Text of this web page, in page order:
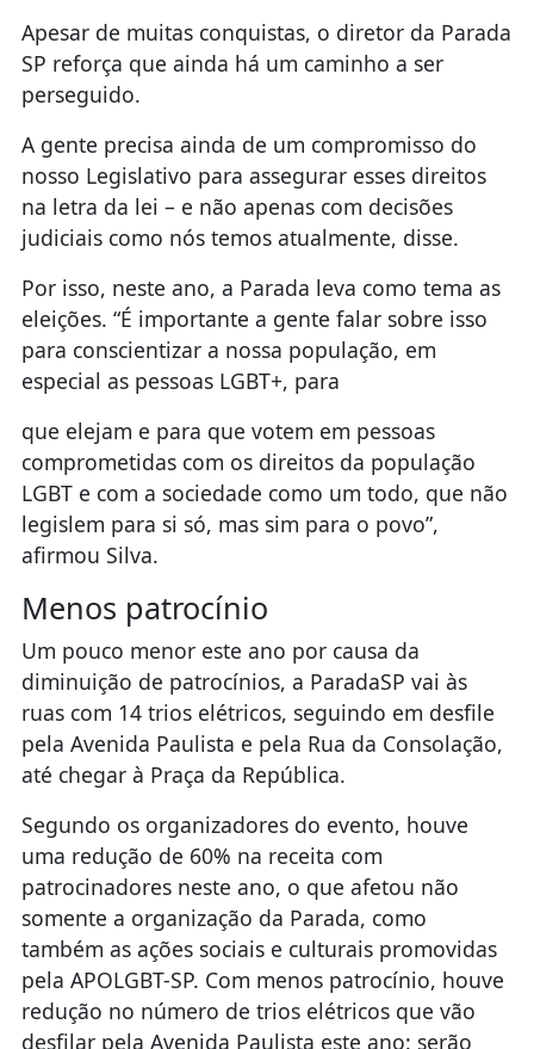
Apesar de muitas conquistas, o diretor da Parada
SP reforça que ainda há um caminho a ser
perseguido.
A gente precisa ainda de um compromisso do
nosso Legislativo para assegurar esses direitos
na letra da lei – e não apenas com decisões
judiciais como nós temos atualmente, disse.
Por isso, neste ano, a Parada leva como tema as
eleições. “É importante a gente falar sobre isso
para conscientizar a nossa população, em
especial as pessoas LGBT+, para
que elejam e para que votem em pessoas
comprometidas com os direitos da população
LGBT e com a sociedade como um todo, que não
legislem para si só, mas sim para o povo”,
afirmou Silva.
Menos patrocínio
Um pouco menor este ano por causa da
diminuição de patrocínios, a ParadaSP vai às
ruas com 14 trios elétricos, seguindo em desfile
pela Avenida Paulista e pela Rua da Consolação,
até chegar à Praça da República.
Segundo os organizadores do evento, houve
uma redução de 60% na receita com
patrocinadores neste ano, o que afetou não
somente a organização da Parada, como
também as ações sociais e culturais promovidas
pela APOLGBT-SP. Com menos patrocínio, houve
redução no número de trios elétricos que vão
desfilar pela Avenida Paulista este ano: serão